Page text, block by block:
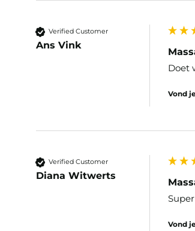
Verified Customer
Ans Vink
Doet
Vond
Verified Customer
Diana Witwerts
Vond